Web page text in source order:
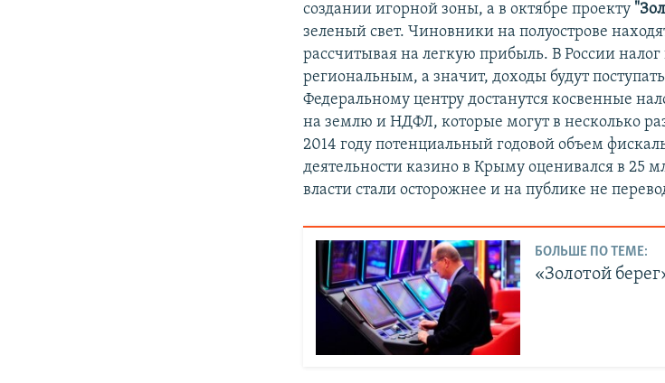
создании игорной зоны, а в октябре проекту
зеленый свет. Чиновники на полуострове
рассчитывая на легкую прибыль. В России
региональным, а значит, доходы будут
Федеральному центру достанутся косвенные
на землю и НДФЛ, которые могут в несколько
2014 году потенциальный годовой объем
деятельности казино в Крыму оценивался в 25
власти стали осторожнее и на публике не
БОЛЬШЕ ПО ТЕМЕ:
«Золотой